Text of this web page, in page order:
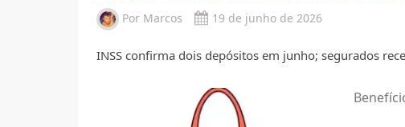
Por Marcos 19 de junho de 2026
INSS confirma dois depósitos em junho; segurados